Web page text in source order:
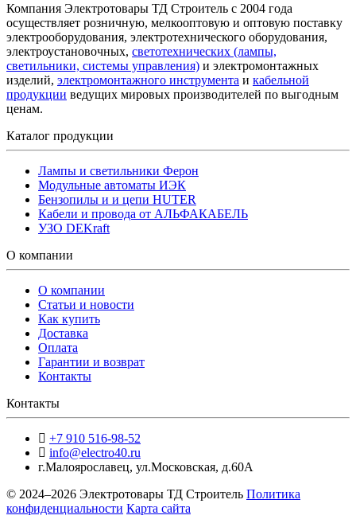
Компания Электротовары ТД Строитель с 2004 года
осуществляет розничную, мелкооптовую и оптовую поставку
электрооборудования, электротехнического оборудования,
электроустановочных, светотехнических (лампы,
светильники, системы управления) и электромонтажных
изделий, электромонтажного инструмента и кабельной
продукции ведущих мировых производителей по выгодным
ценам.
Каталог продукции
Лампы и светильники Ферон
Модульные автоматы ИЭК
Бензопилы и и цепи HUTER
Кабели и провода от АЛЬФАКАБЕЛЬ
УЗО DEKraft
О компании
О компании
Статьи и новости
Как купить
Доставка
Оплата
Гарантии и возврат
Контакты
Контакты
+7 910 516-98-52
info@electro40.ru
г.Малоярославец, ул.Московская, д.60А
© 2024–2026 Электротовары ТД Строитель Политика
конфиденциальности Карта сайта